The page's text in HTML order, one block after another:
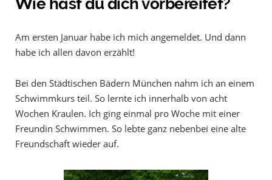
Wie hast du dich vorbereitet?
Am ersten Januar habe ich mich angemeldet. Und dann
habe ich allen davon erzählt!
Bei den Städtischen Bädern München nahm ich an einem
Schwimmkurs teil. So lernte ich innerhalb von acht
Wochen Kraulen. Ich ging einmal pro Woche mit einer
Freundin Schwimmen. So lebte ganz nebenbei eine alte
Freundschaft wieder auf.